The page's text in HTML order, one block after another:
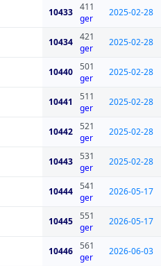
10433 411
ger
2025-02-28
10434 421
ger
2025-02-28
10440 501
ger
2025-02-28
10441
511
ger
2025-02-28
10442 521
ger
2025-02-28
10443 531
ger
2025-02-28
10444 541
ger
2026-05-17
10445 551
ger
2026-05-17
10446 561
ger
2026-06-03